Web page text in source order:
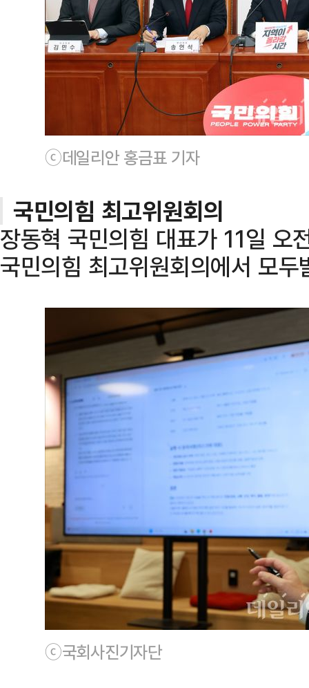
ⓒ데일리안 홍금표 기자
국민의힘 최고위원회의
장동혁 국민의힘 대표가 11일 오
국민의힘 최고위원회의에서 모
ⓒ국회사진기자단